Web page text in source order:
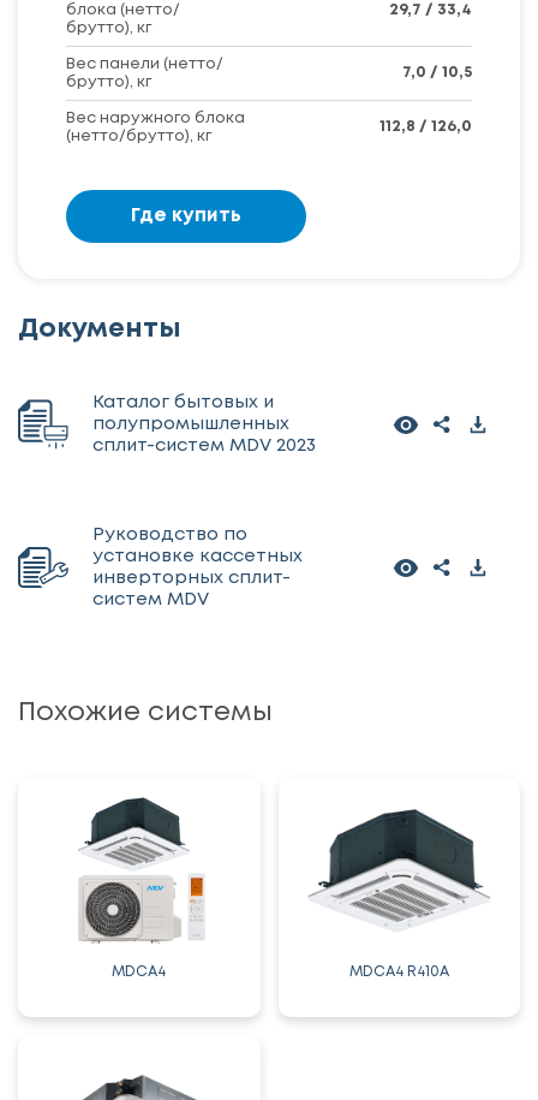
блока (нетто/
брутто), кг
29,7 / 33,4
Вес панели (нетто/
брутто), кг
7,0 / 10,5
Вес наружного блока
(нетто/брутто), кг
112,8 / 126,0
Где купить
Документы
Каталог бытовых и
полупромышленных
сплит-систем MDV 2023
Руководство по
установке кассетных
инверторных сплит-
систем MDV
Похожие системы
MDCA4 MDCA4 R410А